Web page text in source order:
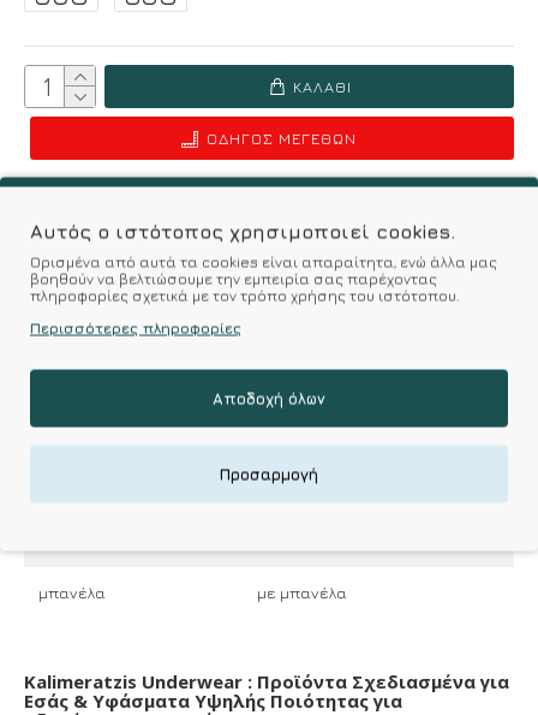
Σύμφωνα με 0 αξιολογήσεις. - Γράψτε μια κριτική
ΚΑΛΆΘΙ
ΟΔΗΓΌΣ ΜΕΓΕΘΏΝ
Ενίσχυση
μπανέλα με μπανέλα
Kalimeratzis Underwear : Προϊόντα Σχεδιασμένα για
Εσάς & Υφάσματα Υψηλής Ποιότητας για
Αυτός ο ιστότοπος χρησιμοποιεί cookies.
Ορισμένα από αυτά τα cookies είναι απαραίτητα, ενώ άλλα μας
βοηθούν να βελτιώσουμε την εμπειρία σας παρέχοντας
πληροφορίες σχετικά με τον τρόπο χρήσης του ιστότοπου.
Περισσότερες πληροφορίες
Αποδοχή όλων
Προσαρμογή